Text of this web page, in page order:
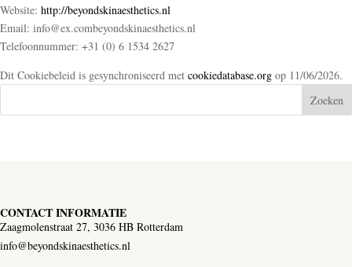
Website: http://beyondskinaesthetics.nl
Email: info@ex.combeyondskinaesthetics.nl
Telefoonnummer: +31 (0) 6 1534 2627
Dit Cookiebeleid is gesynchroniseerd met cookiedatabase.org op 11/06/2026.
Zoeken
CONTACT INFORMATIE
Zaagmolenstraat 27, 3036 HB Rotterdam
info@beyondskinaesthetics.nl